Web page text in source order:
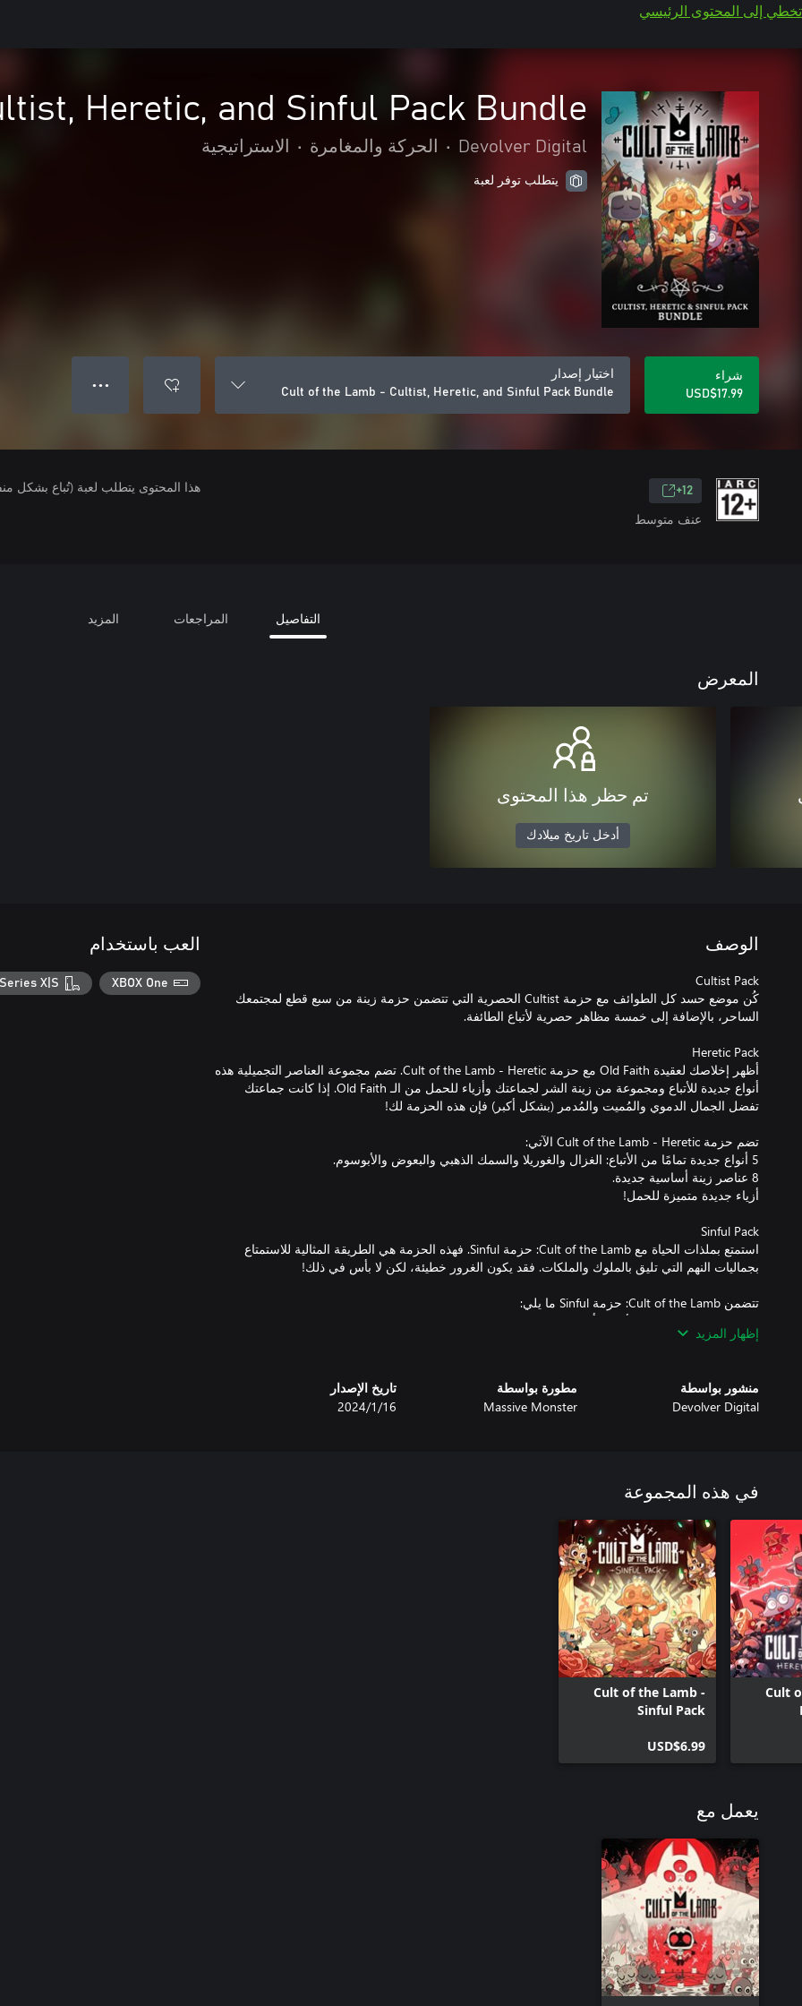
تخطي إلى المحتوى الرئيسي
Heretic, and Sinful Pack Bundle
Devolver Digital
• الحركة والمغامرة • الاستراتيجية
يتطلب توفر لعبة
شراء
USD$17.99
اختيار إصدار
Cult of the Lamb - Cultist, Heretic, and Sinful Pack Bundle
● ● ●
12+
عنف متوسط
هذا المحتوى يتطلب لعبة (تُباع بشكل
التفاصيل المراجعات المزيد
المعرض
تم حظر هذا المحتوى
أدخل تاريخ ميلادك
الوصف
كُن موضع حسد كل الطوائف مع حزمة Cultist الحصرية التي تتضمن حزمة زينة من سبع قطع لمجتمعك
أظهر إخلاصك لعقيدة Old Faith مع حزمة Cult of the Lamb - Heretic. تضم مجموعة العناصر التجميلية هذه
أنواع جديدة للأتباع ومجموعة من زينة الشر لجماعتك وأزياء للحمل من الـ Old Faith. إذا كانت جماعتك
استمتع بملذات الحياة مع Cult of the Lamb: حزمة Sinful‎. فهذه الحزمة هي الطريقة المثالية للاستمتاع
إظهار المزيد
منشور بواسطة
Devolver Digital
مطورة بواسطة
Massive Monster
تاريخ الإصدار
16‏/1‏/2024
العب باستخدام
XBOX One
X|S
في هذه المجموعة
Cult
Cult of the Lamb -
Sinful Pack
USD$6.99
يعمل مع